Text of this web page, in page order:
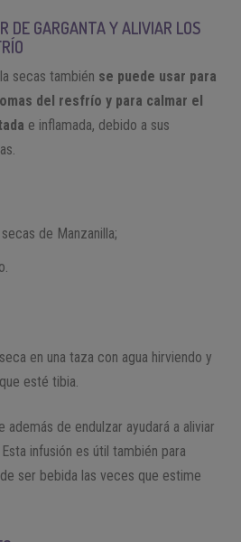
DE GARGANTA Y ALIVIAR LOS
secas también se puede usar para
del resfrío y para calmar el
e inflamada, debido a sus
de Manzanilla;
en una taza con agua hirviendo y
esté tibia.
además de endulzar ayudará a aliviar
infusión es útil también para
ser bebida las veces que estime